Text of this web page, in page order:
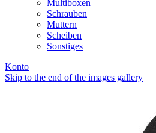
Multiboxen
Schrauben
Muttern
Scheiben
Sonstiges
Konto
Skip to the end of the images gallery